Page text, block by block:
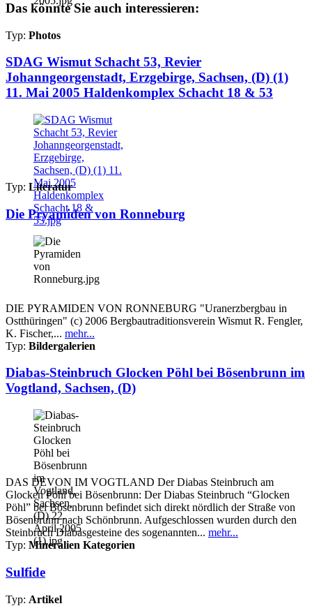
Das könnte Sie auch interessieren:
Typ: Photos
SDAG Wismut Schacht 53, Revier
Johanngeorgenstadt, Erzgebirge, Sachsen, (D) (1)
11. Mai 2005 Haldenkomplex Schacht 18 & 53
Typ: Literatur
Die Pryamiden von Ronneburg
DIE PYRAMIDEN VON RONNEBURG "Uranerzbergbau in
Ostthüringen" (c) 2006 Bergbautraditionsverein Wismut R. Fengler,
K. Fischer,... mehr...
Typ: Bildergalerien
Diabas-Steinbruch Glocken Pöhl bei Bösenbrunn im
Vogtland, Sachsen, (D)
DAS DEVON IM VOGTLAND Der Diabas Steinbruch am
Glocken Pöhl bei Bösenbrunn: Der Diabas Steinbruch “Glocken
Pöhl” bei Bösenbrunn befindet sich direkt nördlich der Straße von
Bösenbrunn nach Schönbrunn. Aufgeschlossen wurden durch den
Steinbruch Diabasgesteine des sogenannten... mehr...
Typ: Mineralien Kategorien
Sulfide
Typ: Artikel